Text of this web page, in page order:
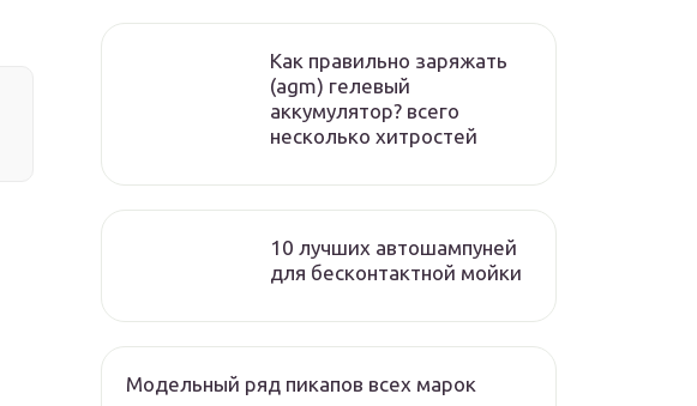
Как правильно заряжать
(agm) гелевый
аккумулятор? всего
несколько хитростей
10 лучших автошампуней
для бесконтактной мойки
Модельный ряд пикапов всех марок